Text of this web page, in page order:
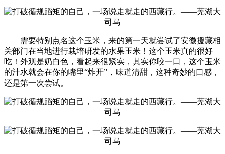
需要特别点名这个玉米，来的第一天就尝试了安徽援藏相
关部门在当地进行栽培研发的水果玉米！这个玉米真的很好
吃！外观是奶白色，看起来很紧实，其实你咬一口，这个玉米
的汁水就会在你的嘴里“炸开”，味道清甜，这种奇妙的口感，
还是第一次尝试。